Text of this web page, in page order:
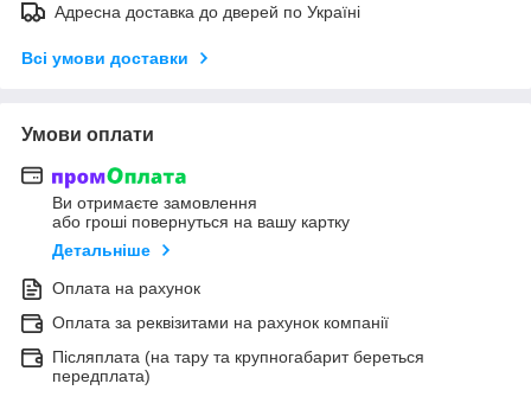
Адресна доставка до дверей по Україні
Всі умови доставки
Умови оплати
Ви отримаєте замовлення
або гроші повернуться на вашу картку
Детальніше
Оплата на рахунок
Оплата за реквізитами на рахунок компанії
Післяплата (на тару та крупногабарит береться
передплата)